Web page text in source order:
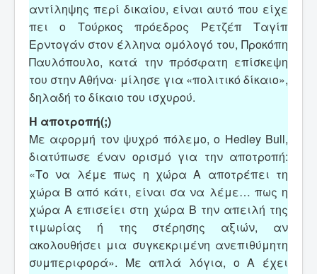
αντίληψης περί δικαίου, είναι αυτό που είχε
πει ο Τούρκος πρόεδρος Ρετζέπ Ταγίπ
Ερντογάν στον έλληνα ομόλογό του, Προκόπη
Παυλόπουλο, κατά την πρόσφατη επίσκεψη
του στην Αθήνα∙ μίλησε για «πολιτικό δίκαιο»,
δηλαδή το δίκαιο του ισχυρού.
Η αποτροπή(;)
Με αφορμή τον ψυχρό πόλεμο, ο Hedley Bull,
διατύπωσε έναν ορισμό για την αποτροπή:
«Το να λέμε πως η χώρα Α αποτρέπει τη
χώρα Β από κάτι, είναι σα να λέμε… πως η
χώρα Α επισείει στη χώρα Β την απειλή της
τιμωρίας ή της στέρησης αξιών, αν
ακολουθήσει μια συγκεκριμένη ανεπιθύμητη
συμπεριφορά». Με απλά λόγια, ο Α έχει